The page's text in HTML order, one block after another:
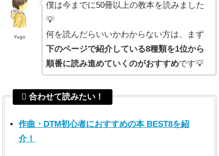
Yugo
僕は今までに50冊以上の教本を読みました
💡
何を読んだらいいかわからない方は、まず
下のページで紹介している8種類を1位から
順番に読み進めていくのがおすすめです💡
合わせて読みたい！
作曲・DTM初心者におすすめの本 BEST8を紹
介！